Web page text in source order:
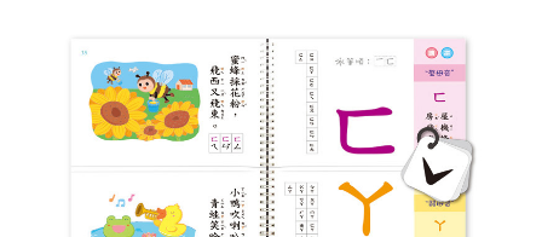
ATM／網路銀行／等多元方式進行付款，方視為交易完成。
※ 請注意：結帳手續完成當下不需立刻繳費，但若您需要取消訂單，請聯絡
購買商品的店家。未經商家同意取消之訂單仍視為有效，需透過AFTEE先享
後付繳納相關費用。
※ 交易是否成功請以「AFTEE先享後付 」之結帳頁面顯示為準，若有關於
是否繳費成功／繳費後需取消欲退款等相關疑問，請聯繫「AFTEE先享後付
https://netprotections.freshdesk.com/support/home
【注意事項】
每筆NT$100，滿NT$590(含以上)免運費
每筆NT$150，滿NT$890(含以上)免運費